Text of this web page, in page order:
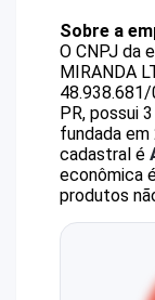
Sobre a
O CNPJ da
MIRANDA
PR, possui
fundada
cadastral é
econômica
produtos